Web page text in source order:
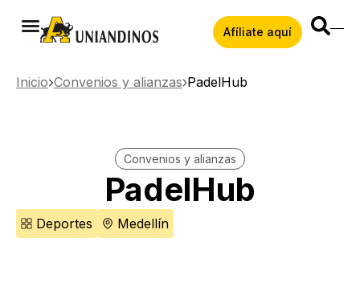
Afíliate aquí
Inicio Convenios y alianzas PadelHub
Convenios y alianzas
PadelHub
Deportes Medellín